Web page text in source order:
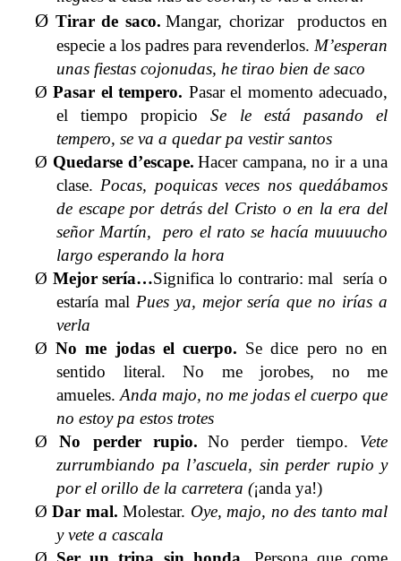
Ø Tirar de saco. Mangar, chorizar productos en
especie a los padres para revenderlos. M’esperan
unas fiestas cojonudas, he tirao bien de saco
ØPasar el tempero. Pasar el momento adecuado,
el tiempo propicioSe le está pasando el
tempero, se va a quedar pa vestir santos
Ø Quedarse d’escape. Hacer campana, no ir a una
clase. Pocas, poquicas veces nos quedábamos
de escape por detrás del Cristo o en la era del
señor Martín, pero el rato se hacía muuuucho
largo esperando la hora
Ø Mejor sería…Significa lo contrario: mal sería o
estaría mal Pues ya, mejor sería que no irías a
verla
ØNo me jodas el cuerpo. Se dice pero no en
sentido literal. No me jorobes, no me
amueles. Anda majo, no me jodas el cuerpo que
no estoy pa estos trotes
ØNo perder rupio. No perder tiempo. Vete
zurrumbiando pa l’ascuela, sin perder rupio y
por el orillo de la carretera (¡anda ya!)
ØDar mal. Molestar. Oye, majo, no des tanto mal
y vete a cascala